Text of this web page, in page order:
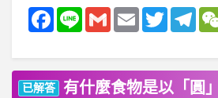
Facebook
Line GmailEmail Twitter
已解答
有什麼食物是以「圓